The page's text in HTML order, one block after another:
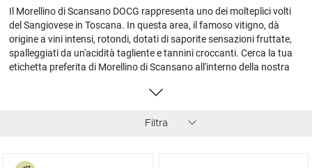
Il Morellino di Scansano DOCG rappresenta uno dei molteplici volti
del Sangiovese in Toscana. In questa area, il famoso vitigno, dà
origine a vini intensi, rotondi, dotati di saporite sensazioni fruttate,
spalleggiati da un'acidità tagliente e tannini croccanti. Cerca la tua
etichetta preferita di Morellino di Scansano all'interno della nostra
online la tua bottiglia al miglior prezzo!
Filtra